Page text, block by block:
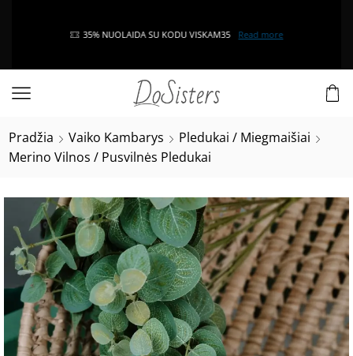
35% NUOLAIDA SU KODU VISKAM35 Read more
Pradžia Vaiko Kambarys
Pledukai / Miegmaišiai
Merino Vilnos / Pusvilnės Pledukai